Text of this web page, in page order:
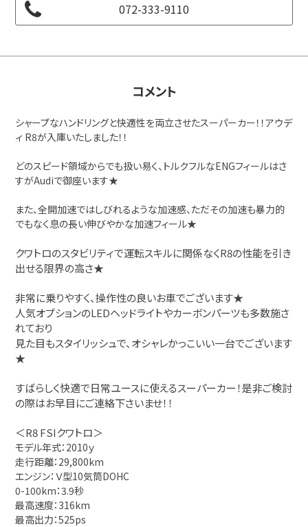
072-333-9110
コメント
シャープなハンドリングと快適性を両立させたスーパーカー！！アウデ
ィ R8が入庫いたしました！！
どのスピード領域からでも扱い易く、トルクフルなENGフィールはさ
すがAudiで御座います★
また、全開加速ではしびれるような加速感、ただその加速も暴力的
でもなく息の長い伸びやかな加速フィール★
クワトロのスタビリティで運転スキルに関係なくR8の性能を引き
出せる限界の高さ★
非常に乗りやすく、操作性の良いお車でございます★
人気オプションのLEDヘッドライトやカーボンパーツも多数施さ
れており
見た目もスタイリッシュで、オシャレかっこいい一台でございます
★
すばらしく快適で日常ユースに使えるスーパーカー！是非ご検討
の際はお早目にご連絡下さいませ！！
＜R8 FSIクワトロ＞
モデル年式：2010ｙ
走行距離：29,800km
エンジン： Ｖ型10気筒DOHC
0-100km：3.9秒
最高速度：316km
最高出力：525ps